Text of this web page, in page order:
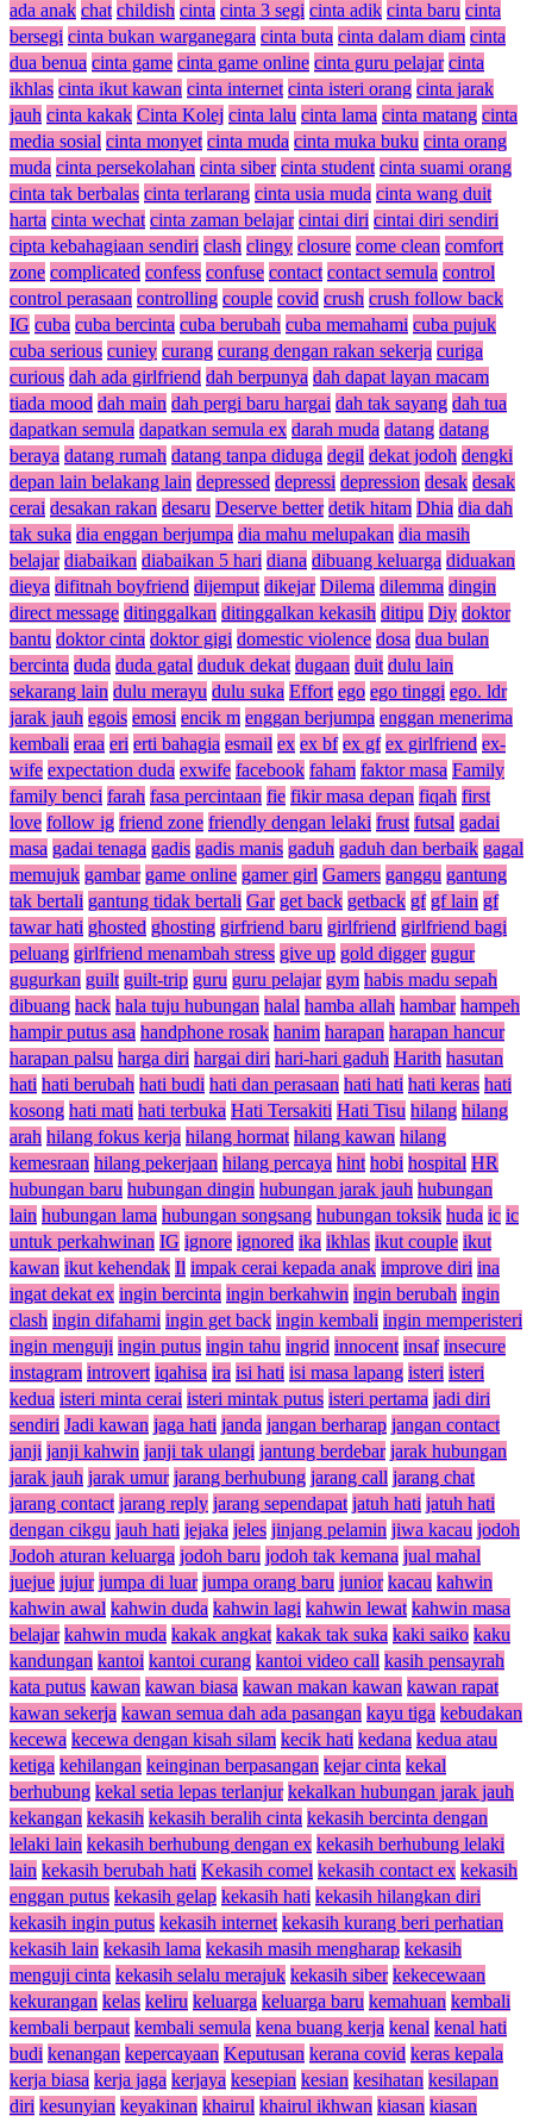
ada anak chat childish cinta cinta 3 segi cinta adik cinta baru cinta
bersegi cinta bukan warganegara cinta buta cinta dalam diam cinta
dua benua cinta game cinta game online cinta guru pelajar cinta
ikhlas cinta ikut kawan cinta internet cinta isteri orang cinta jarak
jauh cinta kakak Cinta Kolej cinta lalu cinta lama cinta matang cinta
media sosial cinta monyet cinta muda cinta muka buku cinta orang
muda cinta persekolahan cinta siber cinta student cinta suami orang
cinta tak berbalas cinta terlarang cinta usia muda cinta wang duit
harta cinta wechat cinta zaman belajar cintai diri cintai diri sendiri
cipta kebahagiaan sendiri clash clingy closure come clean comfort
zone complicated confess confuse contact contact semula control
control perasaan controlling couple covid crush crush follow back
IG cuba cuba bercinta cuba berubah cuba memahami cuba pujuk
cuba serious cuniey curang curang dengan rakan sekerja curiga
curious dah ada girlfriend dah berpunya dah dapat layan macam
tiada mood dah main dah pergi baru hargai dah tak sayang dah tua
dapatkan semula dapatkan semula ex darah muda datang datang
beraya datang rumah datang tanpa diduga degil dekat jodoh dengki
depan lain belakang lain depressed depressi depression desak desak
cerai desakan rakan desaru Deserve better detik hitam Dhia dia dah
tak suka dia enggan berjumpa dia mahu melupakan dia masih
belajar diabaikan diabaikan 5 hari diana dibuang keluarga diduakan
dieya difitnah boyfriend dijemput dikejar Dilema dilemma dingin
direct message ditinggalkan ditinggalkan kekasih ditipu Diy doktor
bantu doktor cinta doktor gigi domestic violence dosa dua bulan
bercinta duda duda gatal duduk dekat dugaan duit dulu lain
sekarang lain dulu merayu dulu suka Effort ego ego tinggi ego. ldr
jarak jauh egois emosi encik m enggan berjumpa enggan menerima
kembali eraa eri erti bahagia esmail ex ex bf ex gf ex girlfriend ex-
wife expectation duda exwife facebook faham faktor masa Family
family benci farah fasa percintaan fie fikir masa depan fiqah first
love follow ig friend zone friendly dengan lelaki frust futsal gadai
masa gadai tenaga gadis gadis manis gaduh gaduh dan berbaik gagal
memujuk gambar game online gamer girl Gamers ganggu gantung
tak bertali gantung tidak bertali Gar get back getback gf gf lain gf
tawar hati ghosted ghosting girfriend baru girlfriend girlfriend bagi
peluang girlfriend menambah stress give up gold digger gugur
gugurkan guilt guilt-trip guru guru pelajar gym habis madu sepah
dibuang hack hala tuju hubungan halal hamba allah hambar hampeh
hampir putus asa handphone rosak hanim harapan harapan hancur
harapan palsu harga diri hargai diri hari-hari gaduh Harith hasutan
hati hati berubah hati budi hati dan perasaan hati hati hati keras hati
kosong hati mati hati terbuka Hati Tersakiti Hati Tisu hilang hilang
arah hilang fokus kerja hilang hormat hilang kawan hilang
kemesraan hilang pekerjaan hilang percaya hint hobi hospital HR
hubungan baru hubungan dingin hubungan jarak jauh hubungan
lain hubungan lama hubungan songsang hubungan toksik huda ic ic
untuk perkahwinan IG ignore ignored ika ikhlas ikut couple ikut
kawan ikut kehendak Il impak cerai kepada anak improve diri ina
ingat dekat ex ingin bercinta ingin berkahwin ingin berubah ingin
clash ingin difahami ingin get back ingin kembali ingin memperisteri
ingin menguji ingin putus ingin tahu ingrid innocent insaf insecure
instagram introvert iqahisa ira isi hati isi masa lapang isteri isteri
kedua isteri minta cerai isteri mintak putus isteri pertama jadi diri
sendiri Jadi kawan jaga hati janda jangan berharap jangan contact
janji janji kahwin janji tak ulangi jantung berdebar jarak hubungan
jarak jauh jarak umur jarang berhubung jarang call jarang chat
jarang contact jarang reply jarang sependapat jatuh hati jatuh hati
dengan cikgu jauh hati jejaka jeles jinjang pelamin jiwa kacau jodoh
Jodoh aturan keluarga jodoh baru jodoh tak kemana jual mahal
juejue jujur jumpa di luar jumpa orang baru junior kacau kahwin
kahwin awal kahwin duda kahwin lagi kahwin lewat kahwin masa
belajar kahwin muda kakak angkat kakak tak suka kaki saiko kaku
kandungan kantoi kantoi curang kantoi video call kasih pensayrah
kata putus kawan kawan biasa kawan makan kawan kawan rapat
kawan sekerja kawan semua dah ada pasangan kayu tiga kebudakan
kecewa kecewa dengan kisah silam kecik hati kedana kedua atau
ketiga kehilangan keinginan berpasangan kejar cinta kekal
berhubung kekal setia lepas terlanjur kekalkan hubungan jarak jauh
kekangan kekasih kekasih beralih cinta kekasih bercinta dengan
lelaki lain kekasih berhubung dengan ex kekasih berhubung lelaki
lain kekasih berubah hati Kekasih comel kekasih contact ex kekasih
enggan putus kekasih gelap kekasih hati kekasih hilangkan diri
kekasih ingin putus kekasih internet kekasih kurang beri perhatian
kekasih lain kekasih lama kekasih masih mengharap kekasih
menguji cinta kekasih selalu merajuk kekasih siber kekecewaan
kekurangan kelas keliru keluarga keluarga baru kemahuan kembali
kembali berpaut kembali semula kena buang kerja kenal kenal hati
budi kenangan kepercayaan Keputusan kerana covid keras kepala
kerja biasa kerja jaga kerjaya kesepian kesian kesihatan kesilapan
diri kesunyian keyakinan khairul khairul ikhwan kiasan kiasan